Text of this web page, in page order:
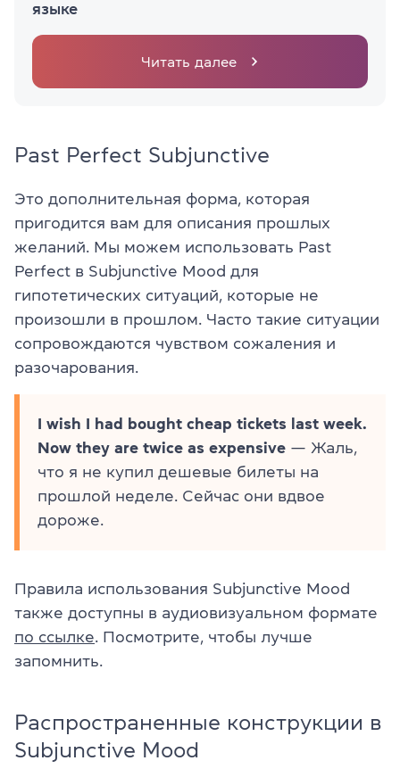
языке
Читать далее
Past Perfect Subjunctive
Это дополнительная форма, которая
пригодится вам для описания прошлых
желаний. Мы можем использовать Past
Perfect в Subjunctive Mood для
гипотетических ситуаций, которые не
произошли в прошлом. Часто такие ситуации
сопровождаются чувством сожаления и
разочарования.
I wish I had bought cheap tickets last week.
Now they are twice as expensive — Жаль,
что я не купил дешевые билеты на
прошлой неделе. Сейчас они вдвое
дороже.
Правила использования Subjunctive Mood
также доступны в аудиовизуальном формате
по ссылке. Посмотрите, чтобы лучше
запомнить.
Распространенные конструкции в
Subjunctive Mood